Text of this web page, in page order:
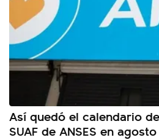
Así quedó el calendario
SUAF de ANSES en